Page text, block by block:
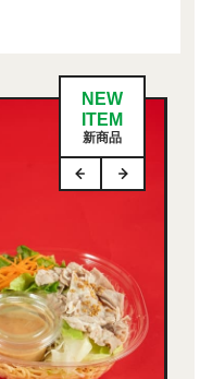
NEW
ITEM
新商品